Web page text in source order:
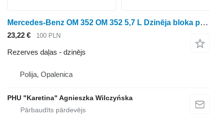
Mercedes-Benz OM 352 OM 352 5,7 L Dzinēja bloka pārsega detaļas 3520150201 362188 dzinējs
23,22 € 100 PLN
Rezerves daļas - dzinējs
Polija, Opalenica
PHU "Karetina" Agnieszka Wilczyńska